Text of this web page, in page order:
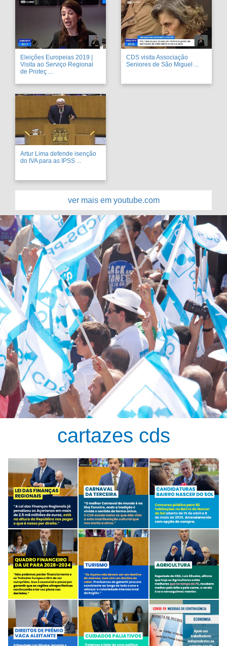
Eleições Europeias 2019 |
Visita ao Serviço Regional
de Proteç ...
CDS visita Associação
Seniores de São Miguel ...
Artur Lima defende isenção
do IVA para as IPSS ...
ver mais em youtube.com
cartazes cds